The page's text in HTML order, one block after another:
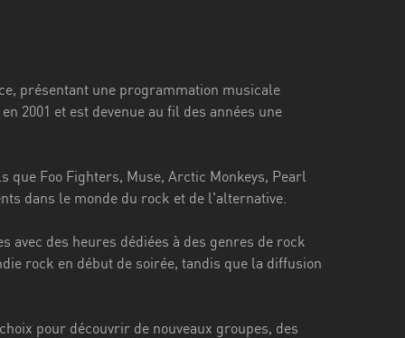
présentant une programmation musicale
2001 et est devenue au fil des années une
Foo Fighters, Muse, Arctic Monkeys, Pearl
dans le monde du rock et de l'alternative.
avec des heures dédiées à des genres de rock
rock en début de soirée, tandis que la diffusion
pour découvrir de nouveaux groupes, des